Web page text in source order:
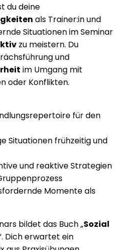
du deine
als Trainer:in und
Situationen im Seminar
zu meistern. Du
und
im Umgang mit
oder Konflikten.
für den
Situationen frühzeitig und
und reaktive Strategien
Momente als
bildet das Buch „Sozial
Dich erwartet ein